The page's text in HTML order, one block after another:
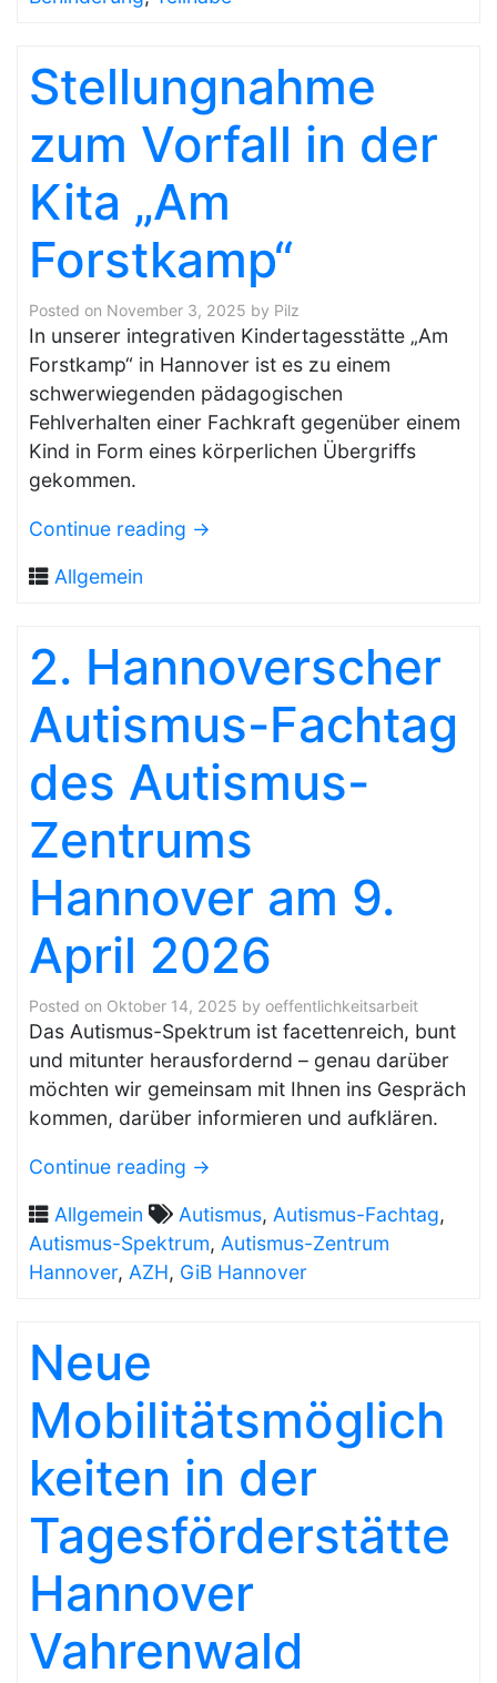
Stellungnahme
zum Vorfall in der
Kita „Am
Forstkamp“
Posted on November 3, 2025 by Pilz
In unserer integrativen Kindertagesstätte „Am
Forstkamp“ in Hannover ist es zu einem
schwerwiegenden pädagogischen
Fehlverhalten einer Fachkraft gegenüber einem
Kind in Form eines körperlichen Übergriffs
gekommen.
Continue reading →
Allgemein
2. Hannoverscher
Autismus-Fachtag
des Autismus-
Zentrums
Hannover am 9.
April 2026
Posted on Oktober 14, 2025 by oeffentlichkeitsarbeit
Das Autismus-Spektrum ist facettenreich, bunt
und mitunter herausfordernd – genau darüber
möchten wir gemeinsam mit Ihnen ins Gespräch
kommen, darüber informieren und aufklären.
Continue reading →
Allgemein Autismus, Autismus-Fachtag,
Autismus-Spektrum, Autismus-Zentrum
Hannover, AZH, GiB Hannover
Neue
Mobilitätsmöglich
keiten in der
Tagesförderstätte
Hannover
Vahrenwald